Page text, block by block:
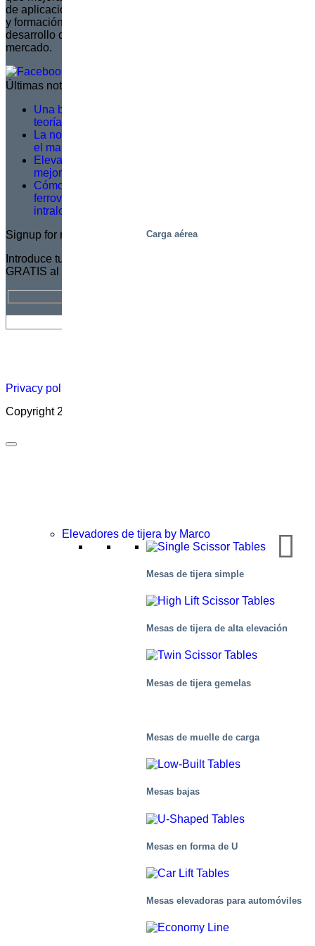
Carga aérea
Químico
de aplicaciones. La marca está comprometida con la gestión
y formación de una red de distribuidores, asegurando que el
desarrollo de productos se alinee con las necesidades del
mercado.
Últimas noticias
Una buena formación en servicio no se basa en la
teoría, sino en lo que ocurre sobre el terreno
La norma EN 1570-1:2024 pasa a ser obligatoria para
el marcado CE: lo que necesita saber
Elevación más inteligente, trabajo más seguro: una
mejora logística en Dagab
Cómo las plataformas inteligentes de picking
ferroviario resuelven los principales retos
intralogísticos
Signup for newsletter
Introduce tu dirección de correo electrónico para suscribirte
GRATIS al Boletín de Marco
Privacy policy
Copyright 2026 ©
Elevadores de tijera by Marco
Mesas de tijera simple
Mesas de tijera de alta elevación
Mesas de tijera gemelas
Mesas de muelle de carga
Mesas bajas
Mesas en forma de U
Mesas elevadoras para automóviles